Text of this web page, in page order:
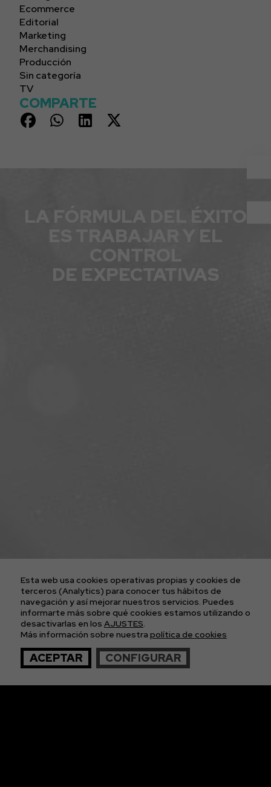
Ecommerce
Editorial
Marketing
Merchandising
Producción
Sin categoría
TV
COMPARTE
LA FÓRMULA DEL ÉXITO
CONTROL
DE EXPECTATIVAS
POLÍTICA DE PRIVACIDAD
CONDICIONES GENERALES DE LAS ENTRADAS
APÚNTATE A
NUESTRA NEWS
© 2026 The Imagos. Todos los derechos reservados
Esta web usa cookies operativas propias y cookies de
terceros (Analytics) para conocer tus hábitos de
navegación y así mejorar nuestros servicios. Puedes
informarte más sobre qué cookies estamos utilizando o
desactivarlas en los AJUSTES.
Más información sobre nuestra política de cookies
ACEPTAR CONFIGURAR